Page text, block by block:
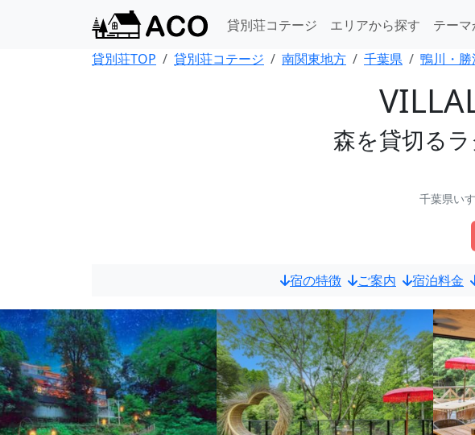
貸別荘コテージ エリアから探す テー
貸別荘TOP
貸別荘コテージ 南関東地方 千葉県 鴨川・
森を貸切る
千葉県い
宿の特徴 ご案内 宿泊料金